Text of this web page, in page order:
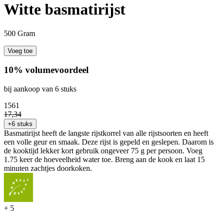
Witte basmatirijst
500 Gram
Voeg toe
10% volumevoordeel
bij aankoop van 6 stuks
1561
17,34
+6 stuks
Basmatirijst heeft de langste rijstkorrel van alle rijstsoorten en heeft
een volle geur en smaak. Deze rijst is gepeld en geslepen. Daarom is
de kooktijd lekker kort gebruik ongeveer 75 g per persoon. Voeg
1.75 keer de hoeveelheid water toe. Breng aan de kook en laat 15
minuten zachtjes doorkoken.
+ 5